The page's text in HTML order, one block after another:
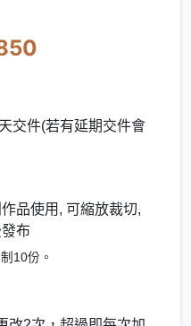
交件(若有延期交件會
品使用, 可縮放裁切,
布
10份。